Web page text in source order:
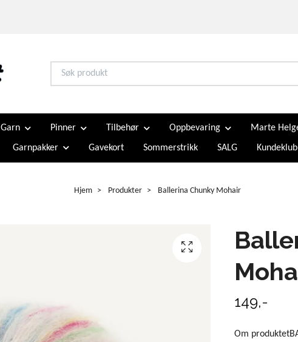
Garn Pinner Tilbehør Oppbevaring Marte
Garnpakker Gavekort Sommerstrikk SALG
Hjem Produkter Ballerina Chunky Mohair
149,-
Om